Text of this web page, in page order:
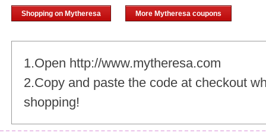
Shopping on Mytheresa More Mytheresa coupons
1.Open http://www.mytheresa.com
2.Copy and paste the code at checkout
shopping!